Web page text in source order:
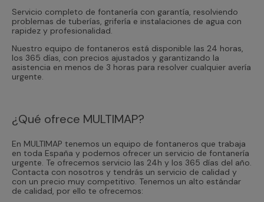
Servicio completo de fontanería con garantía, resolviendo
problemas de tuberías, grifería e instalaciones de agua con
rapidez y profesionalidad.
Nuestro equipo de fontaneros está disponible las 24 horas,
los 365 días, con precios ajustados y garantizando la
asistencia en menos de 3 horas para resolver cualquier avería
urgente.
¿Qué ofrece MULTIMAP?
En MULTIMAP tenemos un equipo de fontaneros que trabaja
en toda España y podemos ofrecer un servicio de fontanería
urgente. Te ofrecemos servicio las 24h y los 365 días del año.
Contacta con nosotros y tendrás un servicio de calidad y
con un precio muy competitivo. Tenemos un alto estándar
de calidad, por ello te ofrecemos: